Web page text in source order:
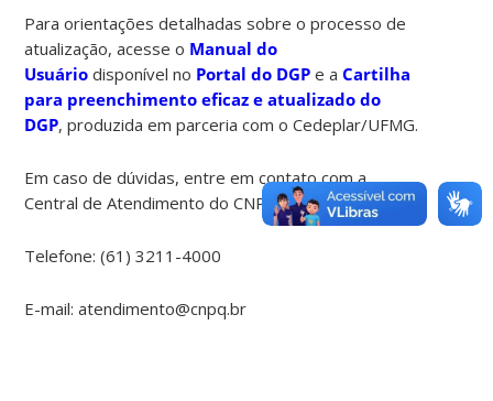
Para orientações detalhadas sobre o processo de
atualização, acesse o Manual do
Usuário disponível no Portal do DGP e aCartilha
para preenchimento eficaz e atualizado do
DGP, produzida em parceria com o Cedeplar/UFMG.
Em caso de dúvidas, entre em contato com a
Central de Atendimento do CNPq:
Telefone: (61) 3211-4000
E-mail: atendimento@cnpq.br